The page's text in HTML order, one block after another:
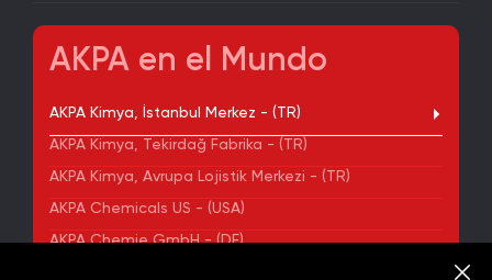
AKPA en el Mundo
AKPA Kimya, İstanbul Merkez - (TR)
AKPA Kimya, Tekirdağ Fabrika - (TR)
AKPA Kimya, Avrupa Lojistik Merkezi - (TR)
AKPA Chemicals US - (USA)
AKPA Chemie GmbH - (DE)